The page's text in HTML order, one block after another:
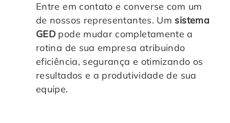
Entre em contato e converse com um
de nossos representantes. Um sistema
GED pode mudar completamente a
rotina de sua empresa atribuindo
eficiência, segurança e otimizando os
resultados e a produtividade de sua
equipe.